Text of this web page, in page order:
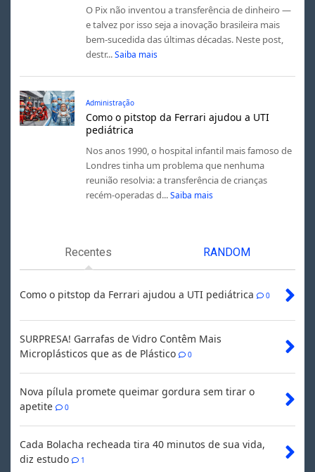
O Pix não inventou a transferência de dinheiro —
e talvez por isso seja a inovação brasileira mais
bem-sucedida das últimas décadas. Neste post,
destr... Saiba mais
Administração
Como o pitstop da Ferrari ajudou a UTI
pediátrica
Nos anos 1990, o hospital infantil mais famoso de
Londres tinha um problema que nenhuma
reunião resolvia: a transferência de crianças
recém-operadas d... Saiba mais
Recentes RANDOM
Como o pitstop da Ferrari ajudou a UTI pediátrica 0
SURPRESA! Garrafas de Vidro Contêm Mais
Microplásticos que as de Plástico
0
Nova pílula promete queimar gordura sem tirar o
apetite
0
Cada Bolacha recheada tira 40 minutos de sua vida,
diz estudo
1